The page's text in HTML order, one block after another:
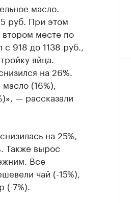
масло.
руб. При этом
месте по
918 до 1138 руб.,
яйца.
на 26%.
(16%),
— рассказали
на 25%,
Также вырос
Все
чай (-15%),
(-7%).